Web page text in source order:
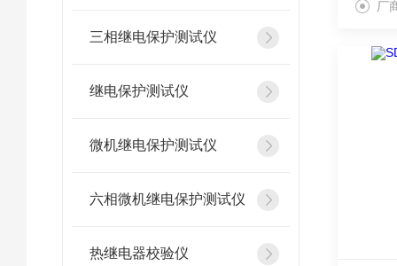
三相继电保护测试仪
继电保护测试仪
微机继电保护测试仪
六相微机继电保护测试仪
热继电器校验仪
厂